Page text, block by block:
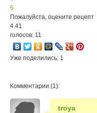
5
Пожалуйста, оцените рецепт
4.41
голосов: 11
Уже поделились: 1
Комментарии (1):
troya